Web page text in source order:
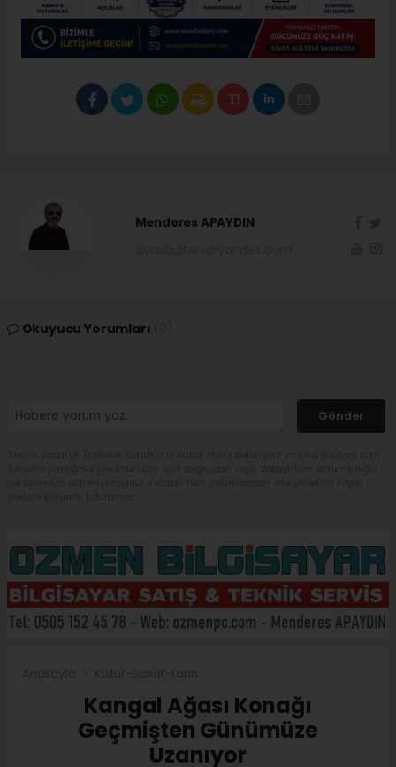
Menderes APAYDIN
Okuyucu Yorumları
Gönder
Kangal Ağası Konağı
Geçmişten Günümüze
Uzanıyor